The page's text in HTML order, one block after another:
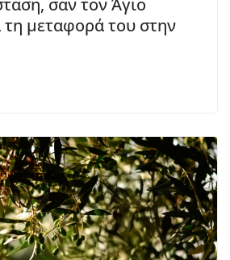
τη μεταφορά του στην